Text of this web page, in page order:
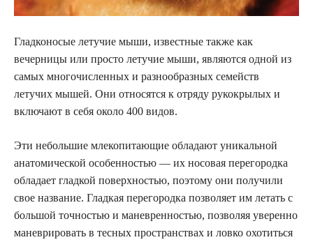
Гладконосые летучие мыши, известные также как
вечерницы или просто летучие мыши, являются одной из
самых многочисленных и разнообразных семейств
летучих мышей. Они относятся к отряду рукокрылых и
включают в себя около 400 видов.
Эти небольшие млекопитающие обладают уникальной
анатомической особенностью — их носовая перегородка
обладает гладкой поверхностью, поэтому они получили
свое название. Гладкая перегородка позволяет им летать с
большой точностью и маневренностью, позволяя уверенно
маневрировать в тесных пространствах и ловко охотиться